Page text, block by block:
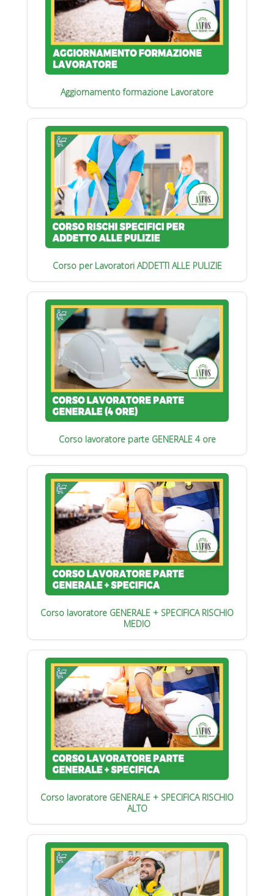
Aggiornamento formazione Lavoratore
Corso per Lavoratori ADDETTI ALLE PULIZIE
Corso lavoratore parte GENERALE 4 ore
Corso lavoratore GENERALE + SPECIFICA RISCHIO
MEDIO
Corso lavoratore GENERALE + SPECIFICA RISCHIO
ALTO